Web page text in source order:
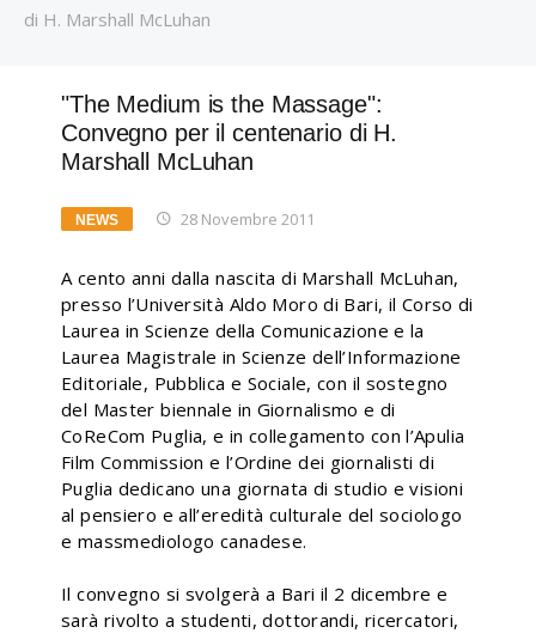
di H. Marshall McLuhan
"The Medium is the Massage":
Convegno per il centenario di H.
Marshall McLuhan
NEWS 28 Novembre 2011
A cento anni dalla nascita di Marshall McLuhan,
presso l’Università Aldo Moro di Bari, il Corso di
Laurea in Scienze della Comunicazione e la
Laurea Magistrale in Scienze dell’Informazione
Editoriale, Pubblica e Sociale, con il sostegno
del Master biennale in Giornalismo e di
CoReCom Puglia, e in collegamento con l’Apulia
Film Commission e l’Ordine dei giornalisti di
Puglia dedicano una giornata di studio e visioni
al pensiero e all’eredità culturale del sociologo
e massmediologo canadese.
Il convegno si svolgerà a Bari il 2 dicembre e
sarà rivolto a studenti, dottorandi, ricercatori,